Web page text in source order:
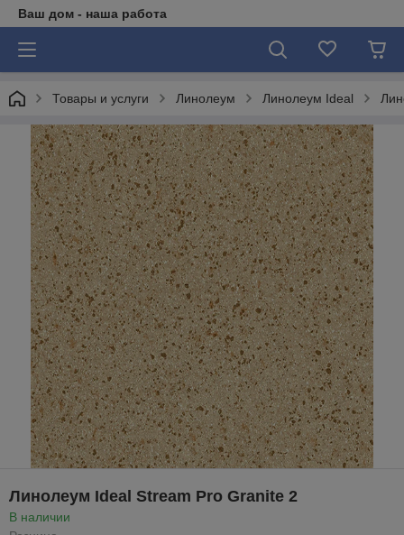
Ваш дом - наша работа
Товары и услуги Линолеум Линолеум Ideal
Линолеум Ideal Stream Pro Granite 2
В наличии